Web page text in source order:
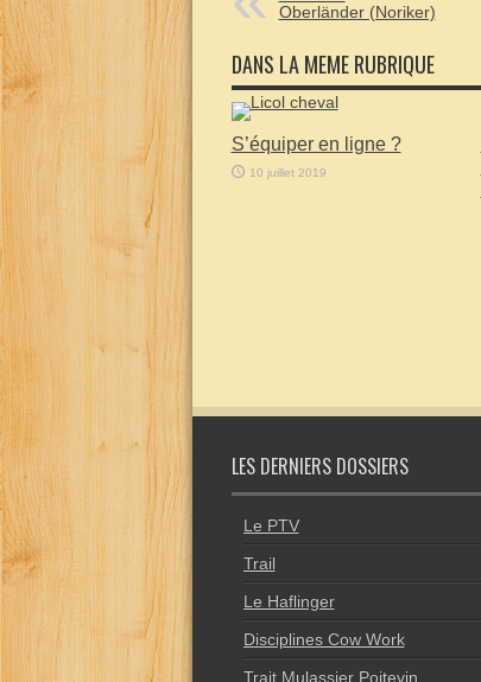
Oberländer (Noriker)
DANS LA MEME RUBRIQUE
S’équiper en ligne ?
10 juillet 2019
LES DERNIERS DOSSIERS
Le PTV
Trail
Le Haflinger
Disciplines Cow Work
Trait Mulassier Poitevin